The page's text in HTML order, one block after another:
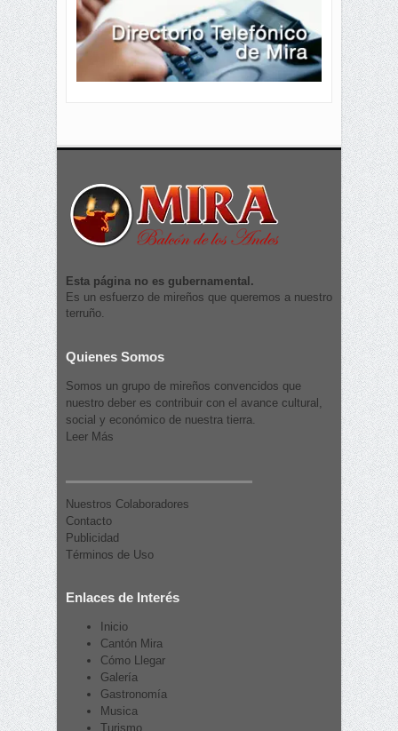
Esta página no es gubernamental.
Es un esfuerzo de mireños que queremos a nuestro
terruño.
Quienes Somos
Somos un grupo de mireños convencidos que
nuestro deber es contribuir con el avance cultural,
social y económico de nuestra tierra.
Leer Más
Nuestros Colaboradores
Contacto
Publicidad
Términos de Uso
Enlaces de Interés
Inicio
Cantón Mira
Cómo Llegar
Galería
Gastronomía
Musica
Turismo